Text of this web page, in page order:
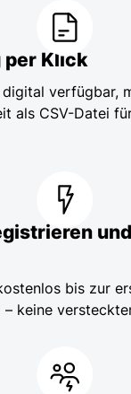
per Klick
digital verfügbar,
als CSV-Datei
bis zur
keine